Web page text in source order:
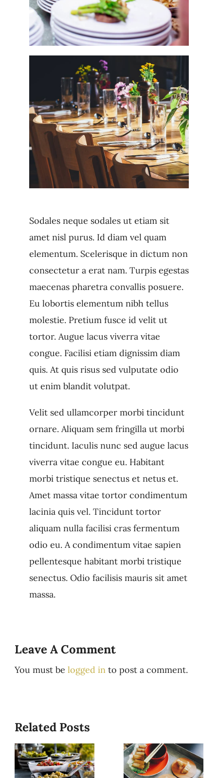
Sodales neque sodales ut etiam sit
amet nisl purus. Id diam vel quam
elementum. Scelerisque in dictum non
consectetur a erat nam. Turpis egestas
maecenas pharetra convallis posuere.
Eu lobortis elementum nibh tellus
molestie. Pretium fusce id velit ut
tortor. Augue lacus viverra vitae
congue. Facilisi etiam dignissim diam
quis. At quis risus sed vulputate odio
ut enim blandit volutpat.
Velit sed ullamcorper morbi tincidunt
ornare. Aliquam sem fringilla ut morbi
tincidunt. Iaculis nunc sed augue lacus
viverra vitae congue eu. Habitant
morbi tristique senectus et netus et.
Amet massa vitae tortor condimentum
lacinia quis vel. Tincidunt tortor
aliquam nulla facilisi cras fermentum
odio eu. A condimentum vitae sapien
pellentesque habitant morbi tristique
senectus. Odio facilisis mauris sit amet
massa.
Leave A Comment
You must be logged into post a comment.
Related Posts